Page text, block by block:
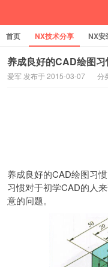
首页 NX技术分享 NX安
UG编程加工
SW安装方法
UG实战营
养成良好的CAD绘图习
爱军 发布于 2015-03-07 分
养成良好的CAD绘图习
习惯对于初学CAD的人
意的问题。